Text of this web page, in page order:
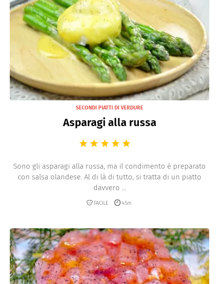
SECONDI PIATTI DI VERDURE
Asparagi alla russa
Sono gli asparagi alla russa, ma il condimento è preparato
con salsa olandese. Al di là di tutto, si tratta di un piatto
davvero ...
FACILE 45m